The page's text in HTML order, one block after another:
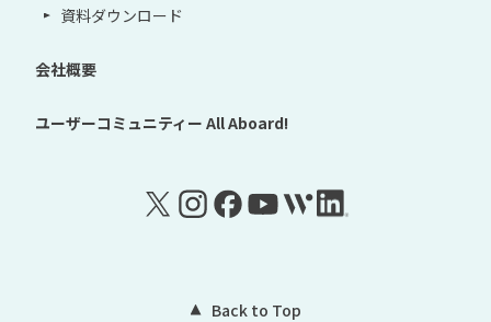
資料ダウンロード
会社概要
ユーザーコミュニティー All Aboard!
Back to Top